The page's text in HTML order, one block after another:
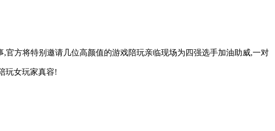
方将特别邀请几位高颜值的游戏陪玩亲临现场为四强选手加油助威,一对
玩女玩家真容!